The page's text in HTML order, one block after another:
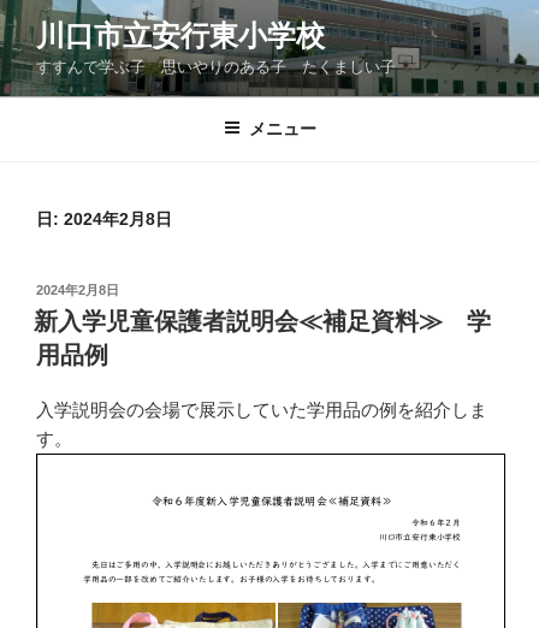
コ
ン
テ
ン
川口市立安行東小学校
すすんで学ぶ子 思いやりのある子 たくましい子
メニュー
日: 2024年2月8日
投
稿
日:
2024年2月8日
新入学児童保護者説明会≪補足資料≫ 学
用品例
入学説明会の会場で展示していた学用品の例を紹介しま
す。